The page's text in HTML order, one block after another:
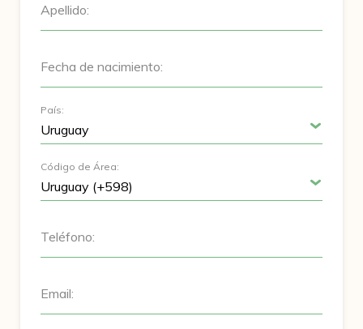
Apellido:
Fecha de nacimiento:
País:
Código de Área:
Teléfono:
Email: